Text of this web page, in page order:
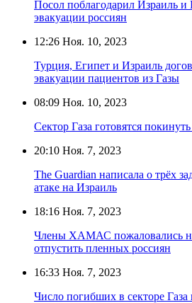
Посол поблагодарил Израиль
эвакуации россиян
12:26 Ноя. 10, 2023
Турция, Египет и Израиль
эвакуации пациентов из Газы
08:09 Ноя. 10, 2023
Сектор Газа готовятся
20:10 Ноя. 7, 2023
The Guardian написала о трёх
атаке на Израиль
18:16 Ноя. 7, 2023
Члены ХАМАС пожаловались
отпустить пленных россиян
16:33 Ноя. 7, 2023
Число погибших в секторе